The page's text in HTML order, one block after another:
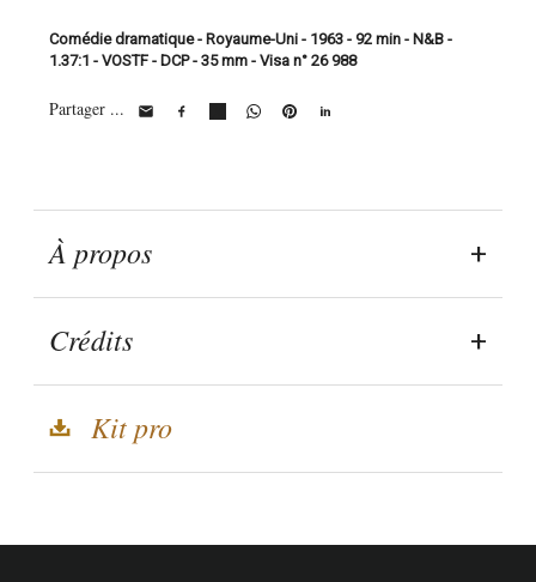
Comédie dramatique - Royaume-Uni - 1963 - 92 min - N&B -
1.37:1 - VOSTF - DCP - 35 mm - Visa n° 26 988
Partager ...
À propos
Crédits
Kit pro